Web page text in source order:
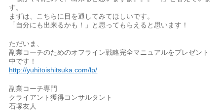
す。
まずは、こちらに目を通してみてほしいです。
「自分にも出来るかも！」と思ってもらえると思います！
ただいま、
副業コーチのためのオフライン戦略完全マニュアルをプレゼント
中です！
http://yuhitoishitsuka.com/lp/
副業コーチ専門
クライアント獲得コンサルタント
石塚友人